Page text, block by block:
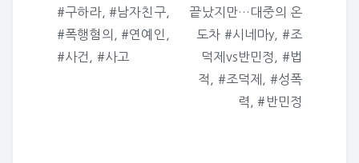
#구하라, #남자친구,
#폭행혐의, #연예인,
#사건, #사고
끝났지만…대중의 온
도차 #시네마y, #조
덕제vs반민정, #법
적, #조덕제, #성폭
력, #반민정